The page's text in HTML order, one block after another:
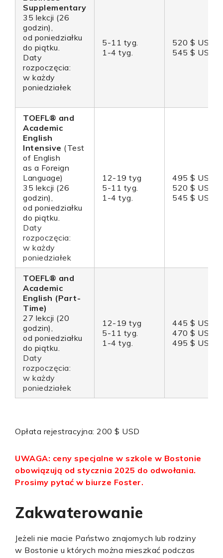
Supplementary
35 lekcji (26
godzin),
od poniedziałku
do piątku.
Daty
rozpoczęcia:
w każdy
poniedziałek
5-11 tyg.
1-4 tyg.
520 $ USD
545 $ USD
TOEFL® and
Academic
English
Intensive (Test
of English
as a Foreign
Language)
35 lekcji (26
godzin),
od poniedziałku
do piątku.
Daty
rozpoczęcia:
w każdy
poniedziałek
12-19 tyg
5-11 tyg.
1-4 tyg.
495 $ USD
520 $ USD
545 $ USD
TOEFL® and
Academic
English (Part-
Time)
27 lekcji (20
godzin),
od poniedziałku
do piątku.
Daty
rozpoczęcia:
w każdy
poniedziałek
12-19 tyg
5-11 tyg.
1-4 tyg.
445 $ USD
470 $ USD
495 $ USD
Opłata rejestracyjna: 200 $ USD
UWAGA: ceny specjalne w szkole w Bostonie
obowiązują od stycznia 2025 do odwołania.
Prosimy pytać w biurze Foster.
Zakwaterowanie
Jeżeli nie macie Państwo znajomych lub rodziny
w Bostonie u których można mieszkać podczas